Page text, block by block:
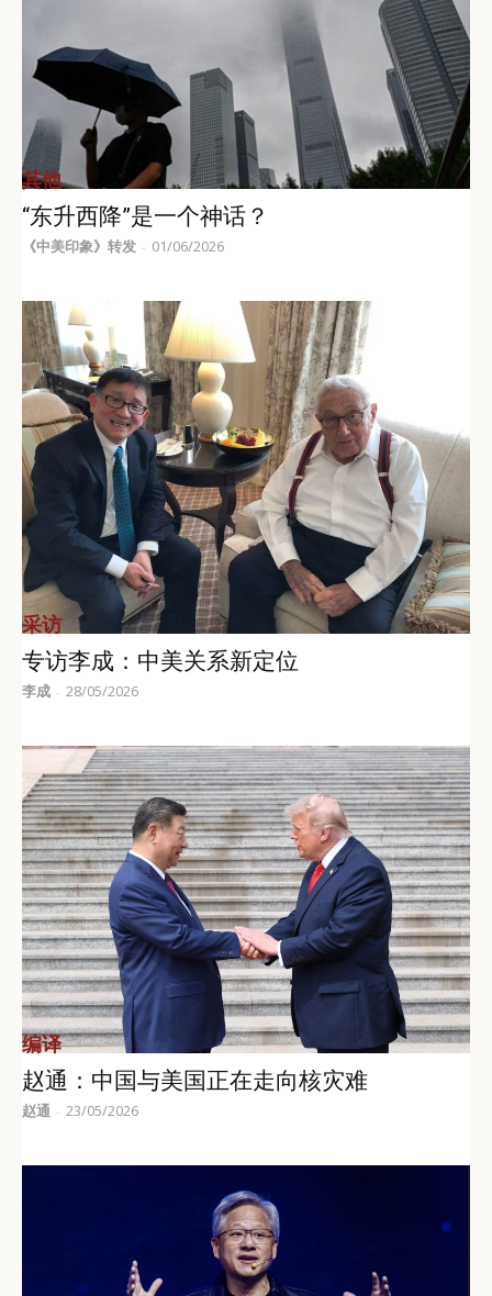
其他
“东升西降”是一个神话？
《中美印象》转发 - 01/06/2026
采访
专访李成：中美关系新定位
李成 - 28/05/2026
编译
赵通：中国与美国正在走向核灾难
赵通 - 23/05/2026